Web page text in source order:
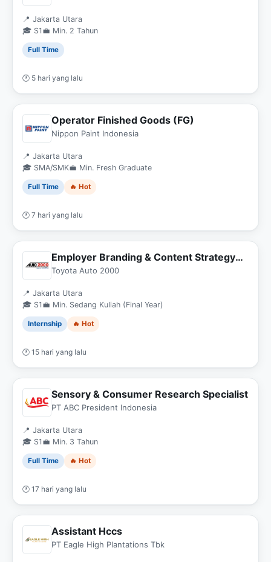
📍 Jakarta Utara
🎓 S1 💼 Min. 2 Tahun
Full Time
🕐 5 hari yang lalu
Operator Finished Goods (FG)
Nippon Paint Indonesia
📍 Jakarta Utara
🎓 SMA/SMK💼 Min. Fresh Graduate
Full Time 🔥 Hot
🕐 7 hari yang lalu
Employer Branding & Content Strategy
Intern
Toyota Auto 2000
📍 Jakarta Utara
🎓 S1 💼 Min. Sedang Kuliah (Final Year)
Internship 🔥 Hot
🕐 15 hari yang lalu
Sensory & Consumer Research Specialist
PT ABC President Indonesia
📍 Jakarta Utara
🎓 S1 💼 Min. 3 Tahun
Full Time 🔥 Hot
🕐 17 hari yang lalu
Assistant Hccs
PT Eagle High Plantations Tbk